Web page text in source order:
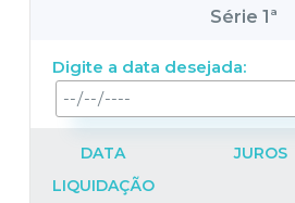
Série 1ª
Digite a data desejada:
DATA
LIQUIDAÇÃO
JUROS